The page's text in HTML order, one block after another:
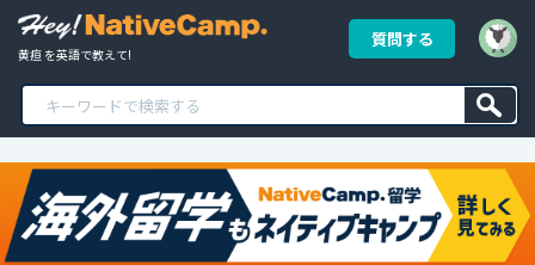
黄疸 を英語で教えて!
質問する